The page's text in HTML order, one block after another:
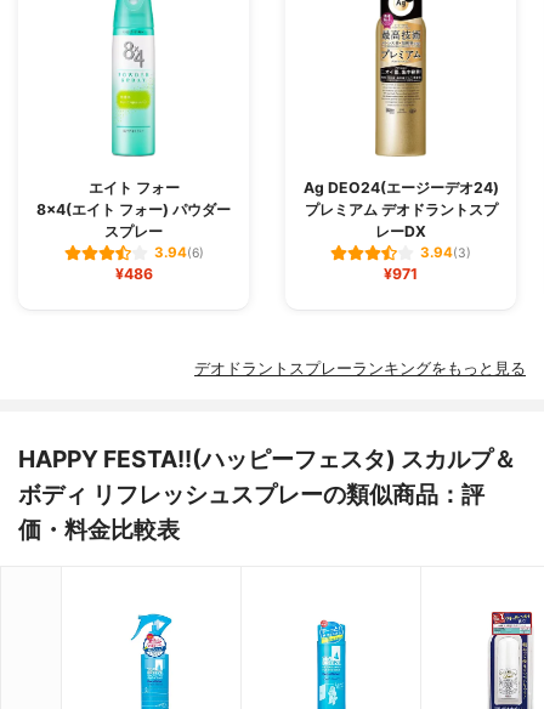
エイト フォー
8×4(エイト フォー) パウダー
スプレー
3.94(6)
¥486
Ag DEO24(エージーデオ24)
プレミアム デオドラントスプ
レーDX
3.94(3)
¥971
デオドラントスプレーランキングをもっと見る
HAPPY FESTA!!(ハッピーフェスタ) スカルプ＆
ボディ リフレッシュスプレーの類似商品：評
価・料金比較表